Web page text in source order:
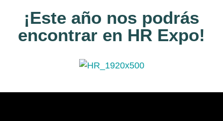
¡Este año nos podrás
encontrar en HR Expo!